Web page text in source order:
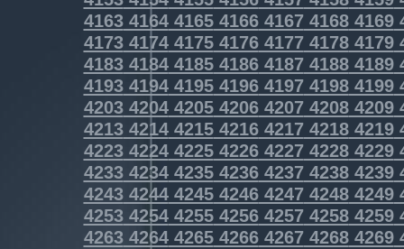
4163416441654166416741684169
4173417441754176417741784179
4183418441854186418741884189
4193419441954196419741984199
4203420442054206420742084209
4213421442154216421742184219
4223422442254226422742284229
4233423442354236423742384239
4243424442454246424742484249
4253425442554256425742584259
4263426442654266426742684269